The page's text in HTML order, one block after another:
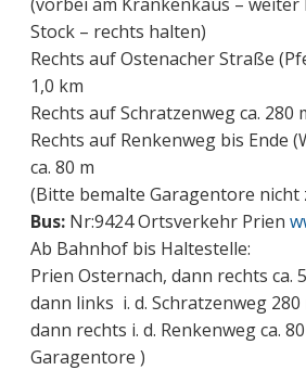
Stock – rechts halten)
Rechts auf Ostenacher Straße
1,0 km
Rechts auf Schratzenweg ca. 280
Rechts auf Renkenweg bis Ende
ca. 80 m
(Bitte bemalte Garagentore nicht
Bus:Nr:9424 Ortsverkehr Prien
Ab Bahnhof bis Haltestelle:
Prien Osternach, dann rechts ca.
dann links i. d. Schratzenweg 280
dann rechts i. d. Renkenweg ca.
Garagentore )